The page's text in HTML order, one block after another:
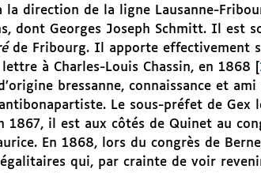
direction de la ligne Lausanne-
dont Georges Joseph Schmitt. Il est
de Fribourg. Il apporte effectivement
à Charles-Louis Chassin, en 1868
bressanne, connaissance et
Le sous-préfet de Gex
1867, il est aux côtés de Quinet au
En 1868, lors du congrès de
qui, par crainte de voir